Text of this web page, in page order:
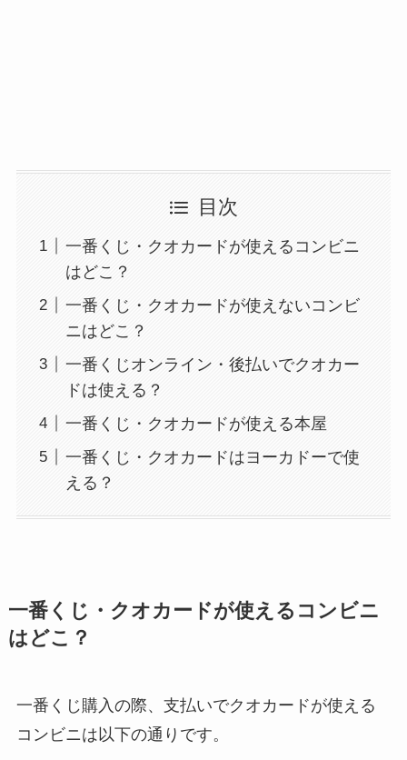
目次
一番くじ・クオカードが使えるコンビニ
はどこ？
一番くじ・クオカードが使えないコンビ
ニはどこ？
一番くじオンライン・後払いでクオカー
ドは使える？
一番くじ・クオカードが使える本屋
一番くじ・クオカードはヨーカドーで使
える？
一番くじ・クオカードが使えるコンビニ
はどこ？
一番くじ購入の際、支払いでクオカードが使える
コンビニは以下の通りです。